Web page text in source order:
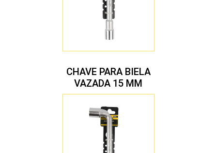
CHAVE PARA BIELA
VAZADA 15 MM